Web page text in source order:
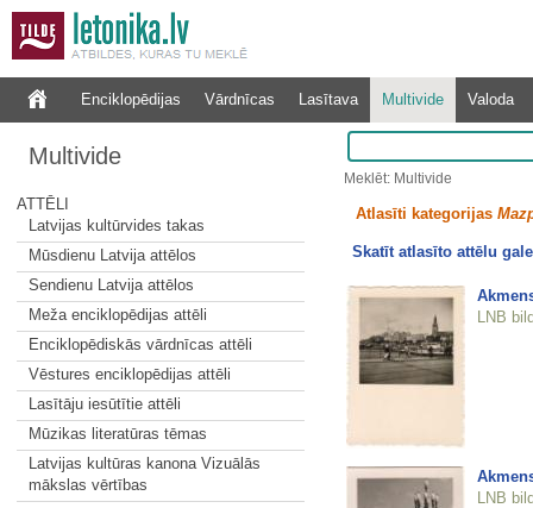
Enciklopēdijas Vārdnīcas Lasītava Multivide Valoda
Multivide
ATTĒLI
Latvijas kultūrvides takas
Mūsdienu Latvija attēlos
Sendienu Latvija attēlos
Meža enciklopēdijas attēli
Enciklopēdiskās vārdnīcas attēli
Vēstures enciklopēdijas attēli
Lasītāju iesūtītie attēli
Mūzikas literatūras tēmas
Latvijas kultūras kanona Vizuālās
mākslas vērtības
Meklēt: Multivide
Atlasīti kategorijas
Skatīt atlasīto attēlu
LNB
LNB